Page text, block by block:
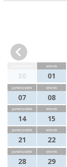
30
wtorek
01
poniedziałek
07
wtorek
08
poniedziałek
14
wtorek
15
poniedziałek
21
wtorek
22
poniedziałek
28
wtorek
29